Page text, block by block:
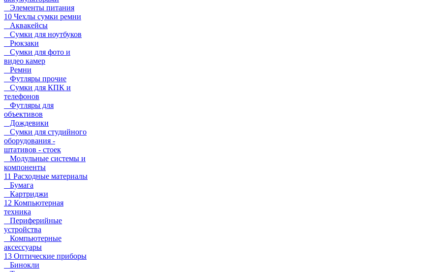
Элементы питания
10 Чехлы сумки ремни
Аквакейсы
Сумки для ноутбуков
Рюкзаки
Сумки для фото и
видео камер
Ремни
Футляры прочие
Сумки для КПК и
телефонов
Футляры для
объективов
Дождевики
Сумки для студийного
оборудования -
штативов - стоек
Модульные системы и
компоненты
11 Расходные материалы
Бумага
Картриджи
12 Компьютерная
техника
Периферийные
устройства
Компьютерные
аксессуары
13 Оптические приборы
Бинокли